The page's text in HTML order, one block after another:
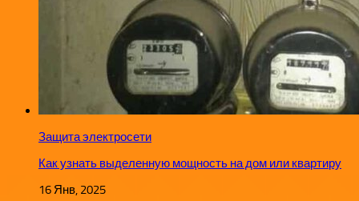
Защита электросети
Как узнать выделенную мощность на дом или квартиру
16 Янв, 2025